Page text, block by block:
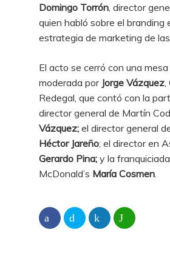
Domingo Torrón , director
quien habló sobre el branding
estrategia de marketing de
El acto se cerró con una
moderada por Jorge Vázquez
Redegal, que contó con la
director general de Martín
Vázquez; el director general
Héctor Jareño; el director en
Gerardo Pina; y la
McDonald’s María Cosmen